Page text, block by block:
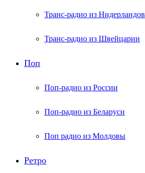
Транс-радио из Нидерландов
Транс-радио из Швейцарии
Поп
Поп-радио из России
Поп-радио из Беларуси
Поп радио из Молдовы
Ретро